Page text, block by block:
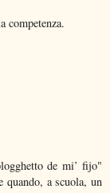
competenza.
de mi’ fijo"
a scuola, un